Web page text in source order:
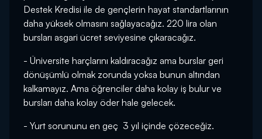
Destek Kredisi ile de gençlerin hayat standartlarının
daha yüksek olmasını sağlayacağız. 220 lira olan
bursları asgari ücret seviyesine çıkaracağız.
- Üniversite harçlarını kaldıracağız ama burslar geri
dönüşümlü olmak zorunda yoksa bunun altından
kalkamayız. Ama öğrenciler daha kolay iş bulur ve
bursları daha kolay öder hale gelecek.
- Yurt sorununu en geç 3 yıl içinde çözeceğiz.